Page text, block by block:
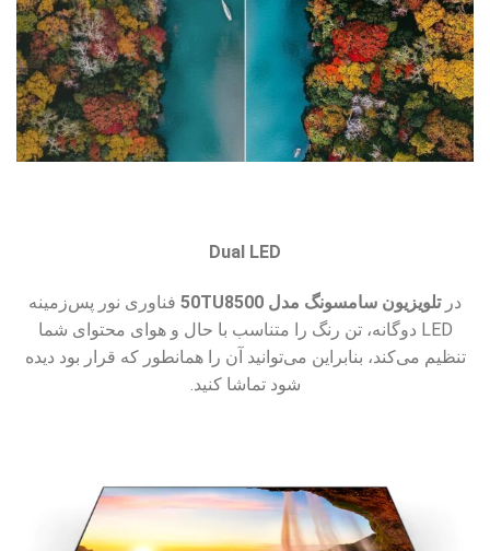
Dual LED
درتلویزیون سامسونگ مدل 50TU8500
فناوری نور پس‌زمینه
LED دوگانه، تن رنگ را متناسب با حال و هوای محتوای شما
تنظیم می‌کند، بنابراین می‌توانید آن را همانطور که قرار بود دیده
شود تماشا کنید.